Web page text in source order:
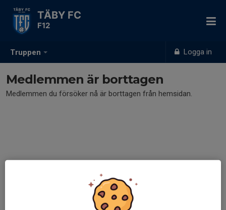
Truppen Logga in
TÄBY FC
F12
Medlemmen är borttagen
Medlemmen du försöker nå är borttagen från hemsidan.